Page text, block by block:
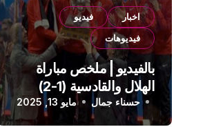
اخبار
فيديو
فيديوهات
بالفيديو | ملخص مباراة
الهلال والقادسية (1-2)
الدوري السعودي
حسناء جمال مايو 13, 2025